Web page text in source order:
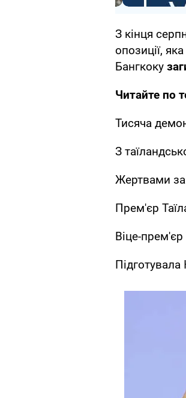
З кінця
опозиції,
Бангкоку
Читайте по
Тисяча
З
Жертвами
Прем'єр
Віце-прем'єр